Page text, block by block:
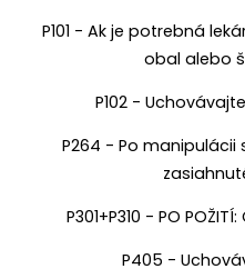
P101 - Ak je potrebná
obal alebo
P102 -
P264 - Po
P301+P310 - PO
P405 -